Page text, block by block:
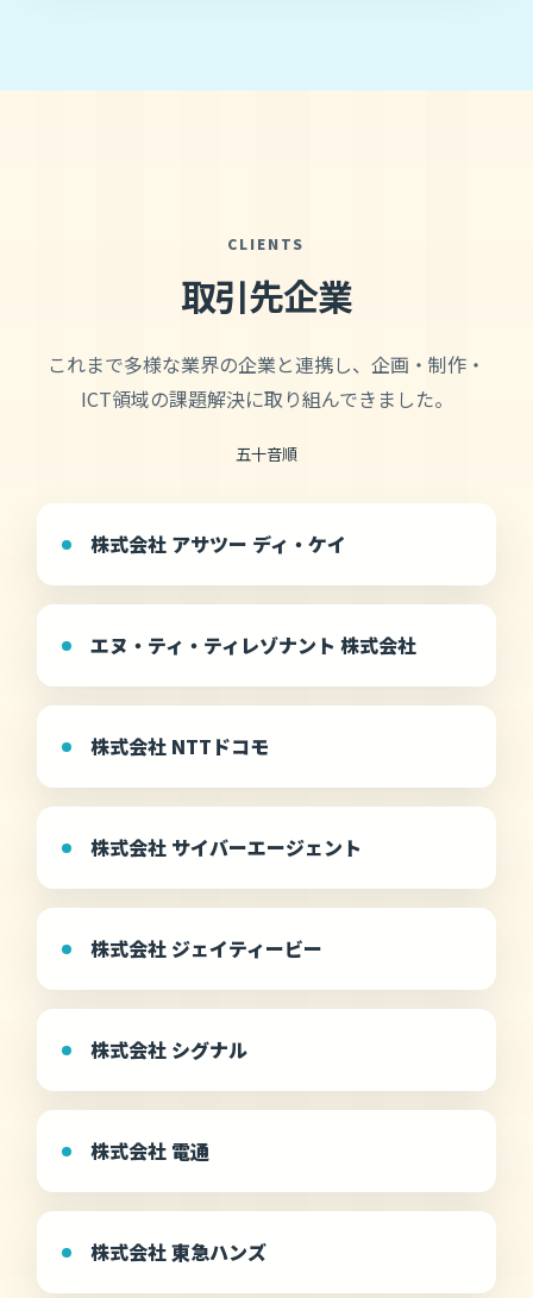
CLIENTS
取引先企業
これまで多様な業界の企業と連携し、企画・制作・
ICT領域の課題解決に取り組んできました。
五十音順
株式会社 アサツー ディ・ケイ
エヌ・ティ・ティレゾナント 株式会社
株式会社 NTTドコモ
株式会社 サイバーエージェント
株式会社 ジェイティービー
株式会社 シグナル
株式会社 電通
株式会社 東急ハンズ